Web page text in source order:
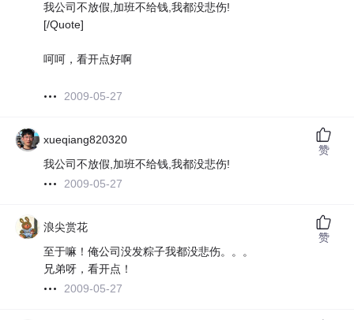
我公司不放假,加班不给钱,我都没悲伤!
[/Quote]
呵呵，看开点好啊
2009-05-27
xueqiang820320
我公司不放假,加班不给钱,我都没悲伤!
2009-05-27
赞
浪尖赏花
至于嘛！俺公司没发粽子我都没悲伤。。。
兄弟呀，看开点！
2009-05-27
赞